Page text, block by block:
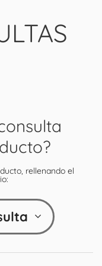
rellenando el